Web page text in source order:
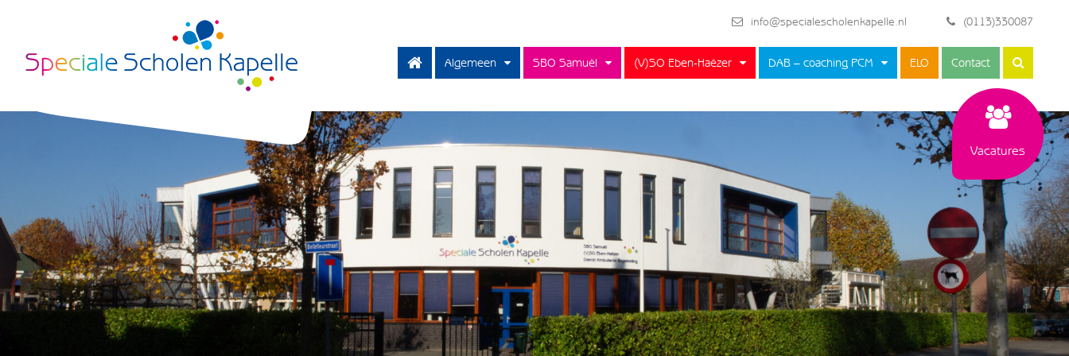
info@specialescholenkapelle.nl (0113)330087
Algemeen SBO Samuël (V)SO Eben-Haëzer DAB – coaching PCM ELO Contact
Vacatures